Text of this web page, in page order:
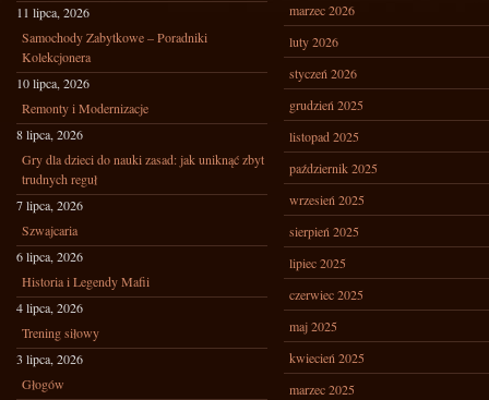
11 lipca, 2026
Samochody Zabytkowe – Poradniki
Kolekcjonera
10 lipca, 2026
Remonty i Modernizacje
8 lipca, 2026
Gry dla dzieci do nauki zasad: jak uniknąć zbyt
trudnych reguł
7 lipca, 2026
Szwajcaria
6 lipca, 2026
Historia i Legendy Mafii
4 lipca, 2026
Trening siłowy
3 lipca, 2026
Głogów
marzec 2026
luty 2026
styczeń 2026
grudzień 2025
listopad 2025
październik 2025
wrzesień 2025
sierpień 2025
lipiec 2025
czerwiec 2025
maj 2025
kwiecień 2025
marzec 2025